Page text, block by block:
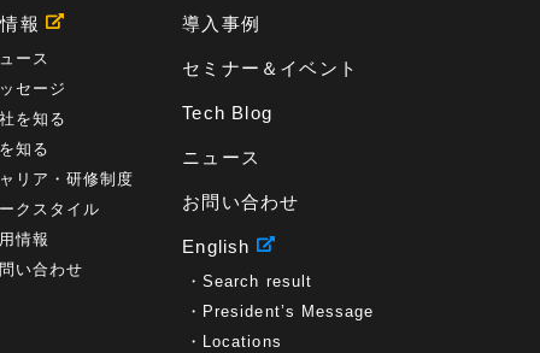
報
ース
セージ
を知る
知る
リア・研修制度
クスタイル
情報
い合わせ
導入事例
セミナー＆イベント
Tech Blog
ニュース
お問い合わせ
English
Search result
President’s Message
Locations